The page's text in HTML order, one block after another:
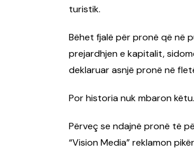
turistik.
Bëhet fjalë për pronë që në
prejardhjen e kapitalit,
deklaruar asnjë pronë në
Por historia nuk mbaron këtu.
Përveç se ndajnë pronë të
“Vision Media” reklamon